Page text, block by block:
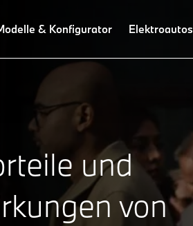
& Konfigurator Elektroautos
und
von